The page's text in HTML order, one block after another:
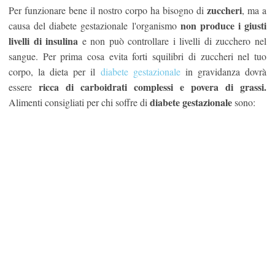
Per funzionare bene il nostro corpo ha bisogno di zuccheri, ma a
causa del diabete gestazionale l'organismo non produce i giusti
livelli di insulina e non può controllare i livelli di zucchero nel
sangue. Per prima cosa evita forti squilibri di zuccheri nel tuo
corpo, la dieta per il diabete gestazionalein gravidanza dovrà
essere ricca di carboidrati complessi e povera di grassi.
Alimenti consigliati per chi soffre di diabete gestazionalesono: